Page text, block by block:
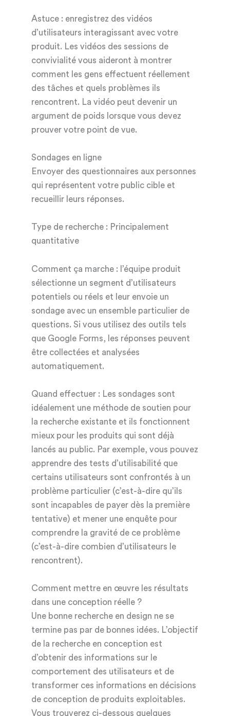
Astuce : enregistrez des vidéos
d’utilisateurs interagissant avec votre
produit. Les vidéos des sessions de
convivialité vous aideront à montrer
comment les gens effectuent réellement
des tâches et quels problèmes ils
rencontrent. La vidéo peut devenir un
argument de poids lorsque vous devez
prouver votre point de vue.
Sondages en ligne
Envoyer des questionnaires aux personnes
qui représentent votre public cible et
recueillir leurs réponses.
Type de recherche : Principalement
quantitative
Comment ça marche : l’équipe produit
sélectionne un segment d’utilisateurs
potentiels ou réels et leur envoie un
sondage avec un ensemble particulier de
questions. Si vous utilisez des outils tels
que Google Forms, les réponses peuvent
être collectées et analysées
automatiquement.
Quand effectuer : Les sondages sont
idéalement une méthode de soutien pour
la recherche existante et ils fonctionnent
mieux pour les produits qui sont déjà
lancés au public. Par exemple, vous pouvez
apprendre des tests d’utilisabilité que
certains utilisateurs sont confrontés à un
problème particulier (c’est-à-dire qu’ils
sont incapables de payer dès la première
tentative) et mener une enquête pour
comprendre la gravité de ce problème
(c’est-à-dire combien d’utilisateurs le
rencontrent).
Comment mettre en œuvre les résultats
dans une conception réelle ?
Une bonne recherche en design ne se
termine pas par de bonnes idées. L’objectif
de la recherche en conception est
d’obtenir des informations sur le
comportement des utilisateurs et de
transformer ces informations en décisions
de conception de produits exploitables.
Vous trouverez ci-dessous quelques